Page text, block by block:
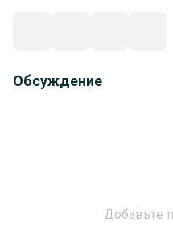
Обсуждение
Добавьте